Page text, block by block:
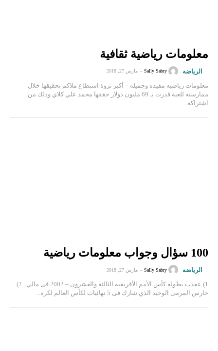
معلومات رياضية ثقافية
الرياضه Sally Sabry
- مارس 27, 2018
معلومات رياضيه مفيده وجميله – أكبر ثروة استطاع ملاكم تحقيقها خلال
ممارسته للعبة قدرت بـ 69 مليون دولار حققها محمد علي كلاي وذلك من
اشتراكه...
100 سؤال وجواب معلومات رياضية
الرياضه Sally Sabry
- مارس 27, 2018
1) عقدت بطولة كأس الأمم الأفريقية الثالثة والعشرون – 2002 فى مالي . 2)
حارس المرمى الوحيد الذي شارك فى 5 نهائيات لكأس العالم لكرة...